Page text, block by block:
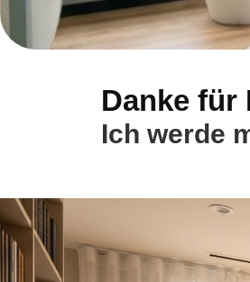
Danke für
Ich werde